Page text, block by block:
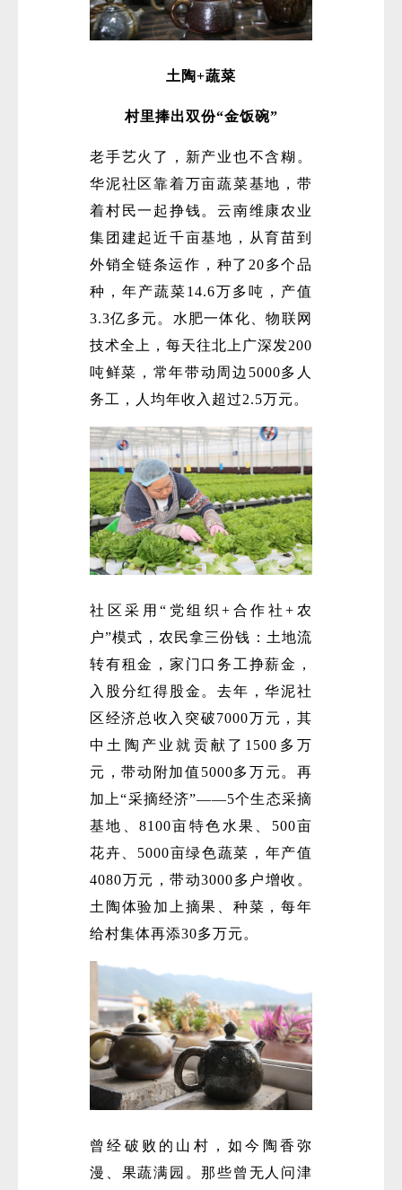
土陶+蔬菜
村里捧出双份“金饭碗”
老手艺火了，新产业也不含糊。
华泥社区靠着万亩蔬菜基地，带
着村民一起挣钱。云南维康农业
集团建起近千亩基地，从育苗到
外销全链条运作，种了20多个品
种，年产蔬菜14.6万多吨，产值
3.3亿多元。水肥一体化、物联网
技术全上，每天往北上广深发200
吨鲜菜，常年带动周边5000多人
务工，人均年收入超过2.5万元。
社区采用“党组织+合作社+农
户”模式，农民拿三份钱：土地流
转有租金，家门口务工挣薪金，
入股分红得股金。去年，华泥社
区经济总收入突破7000万元，其
中土陶产业就贡献了1500多万
元，带动附加值5000多万元。再
加上“采摘经济”——5个生态采摘
基地、8100亩特色水果、500亩
花卉、5000亩绿色蔬菜，年产值
4080万元，带动3000多户增收。
土陶体验加上摘果、种菜，每年
给村集体再添30多万元。
曾经破败的山村，如今陶香弥
漫、果蔬满园。那些曾无人问津